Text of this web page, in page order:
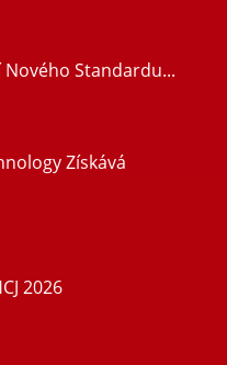
Standardu...
Získává
2026